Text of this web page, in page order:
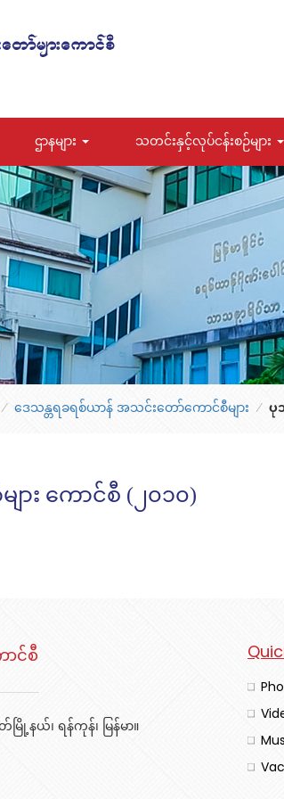
ဌာနများ သတင်းနှင့်လုပ်ငန်းစဉ်များ
⁄ ဒေသန္တရခရစ်ယာန် အသင်းတော်ကောင်စီများ ⁄ ပု
း ကောင်စီ (၂၀၁၀)
ာင်စီ
နယ်၊ ရန်ကုန်၊ မြန်မာ။